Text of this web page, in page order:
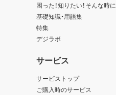
困った！知りたい！そんな時に
基礎知識・用語集
特集
デジラボ
サービス
サービストップ
ご購入時のサービス